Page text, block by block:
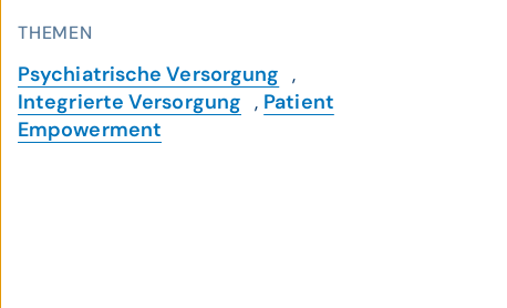
THEMEN
Psychiatrische Versorgung ,
Integrierte Versorgung , Patient
Empowerment